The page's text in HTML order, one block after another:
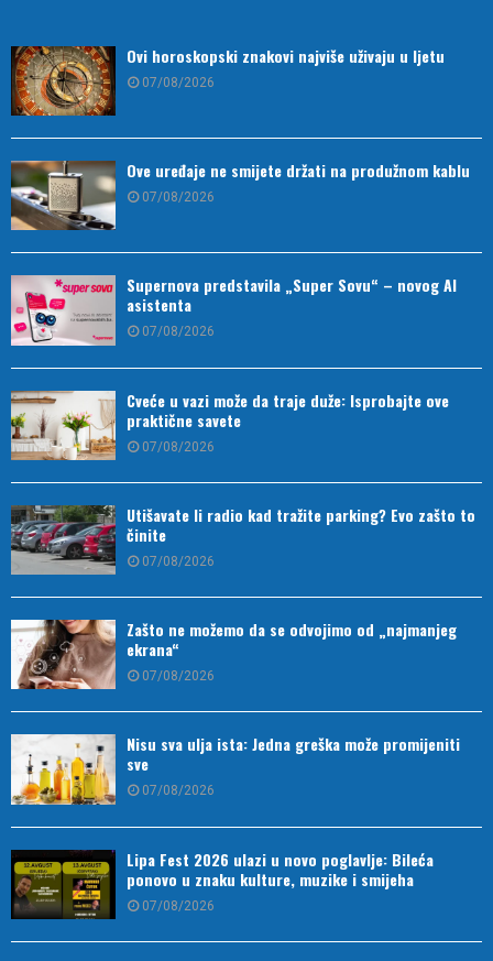
Ovi horoskopski znakovi najviše uživaju u ljetu
07/08/2026
Ove uređaje ne smijete držati na produžnom kablu
07/08/2026
Supernova predstavila „Super Sovu“ – novog AI
asistenta
07/08/2026
Cveće u vazi može da traje duže: Isprobajte ove
praktične savete
07/08/2026
Utišavate li radio kad tražite parking? Evo zašto to
činite
07/08/2026
Zašto ne možemo da se odvojimo od „najmanjeg
ekrana“
07/08/2026
Nisu sva ulja ista: Jedna greška može promijeniti
sve
07/08/2026
Lipa Fest 2026 ulazi u novo poglavlje: Bileća
ponovo u znaku kulture, muzike i smijeha
07/08/2026